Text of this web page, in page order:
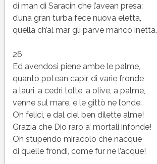
di man di Saracin che l’avean presa;
d’una gran turba fece nuova eletta,
quella ch’al mar gli parve manco inetta.
26
Ed avendosi piene ambe le palme,
quanto potean capir, di varie fronde
a lauri, a cedri tolte, a olive, a palme,
venne sul mare, e le gittò ne l’onde.
Oh felici, e dal ciel ben dilette alme!
Grazia che Dio raro a’ mortali infonde!
Oh stupendo miracolo che nacque
di quelle frondi, come fur ne l’acque!